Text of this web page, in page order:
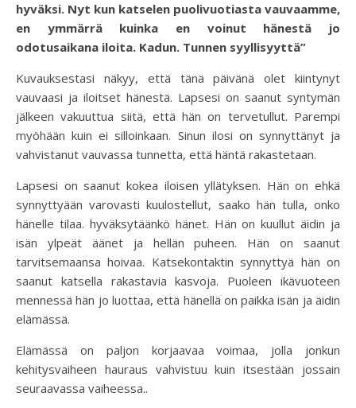
hyväksi. Nyt kun katselen puolivuotiasta vauvaamme,
en ymmärrä kuinka en voinut hänestä jo
odotusaikana iloita. Kadun. Tunnen syyllisyyttä”
Kuvauksestasi näkyy, että tänä päivänä olet kiintynyt
vauvaasi ja iloitset hänestä. Lapsesi on saanut syntymän
jälkeen vakuuttua siitä, että hän on tervetullut. Parempi
myöhään kuin ei silloinkaan. Sinun ilosi on synnyttänyt ja
vahvistanut vauvassa tunnetta, että häntä rakastetaan.
Lapsesi on saanut kokea iloisen yllätyksen. Hän on ehkä
synnyttyään varovasti kuulostellut, saako hän tulla, onko
hänelle tilaa. hyväksytäänkö hänet. Hän on kuullut äidin ja
isän ylpeät äänet ja hellän puheen. Hän on saanut
tarvitsemaansa hoivaa. Katsekontaktin synnyttyä hän on
saanut katsella rakastavia kasvoja. Puoleen ikävuoteen
mennessä hän jo luottaa, että hänellä on paikka isän ja äidin
elämässä.
Elämässä on paljon korjaavaa voimaa, jolla jonkun
kehitysvaiheen hauraus vahvistuu kuin itsestään jossain
seuraavassa vaiheessa..